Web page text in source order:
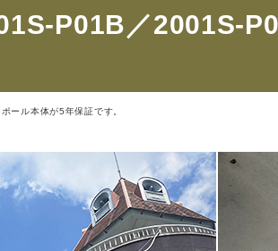
P01B／2001S-
ール本体が5年保証です。